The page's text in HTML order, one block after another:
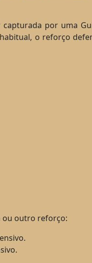
por uma
o reforço
ou outro reforço: